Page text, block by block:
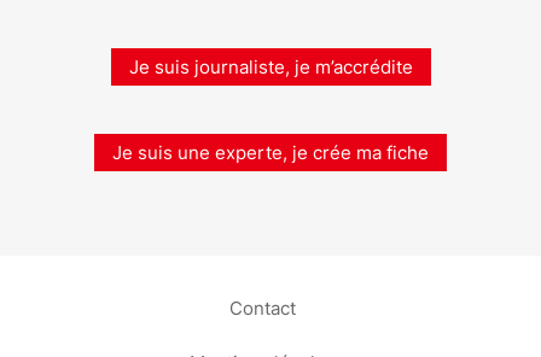
Je suis journaliste, je m’accrédite
Je suis une experte, je crée ma fiche
Contact